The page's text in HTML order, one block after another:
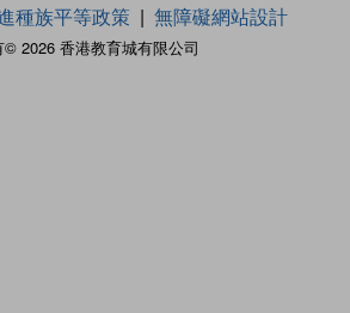
© 2026 香港教育城有限公司
種族平等政策 無障礙網站設計